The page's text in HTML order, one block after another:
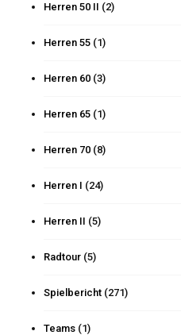
Herren 50 II (2)
Herren 55 (1)
Herren 60 (3)
Herren 65 (1)
Herren 70 (8)
Herren I (24)
Herren II (5)
Radtour (5)
Spielbericht (271)
Teams (1)